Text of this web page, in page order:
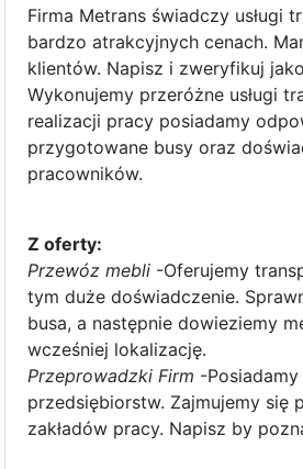
Firma Metrans świadczy usługi
bardzo atrakcyjnych cenach.
klientów. Napisz i zweryfikuj
Wykonujemy przeróżne usługi
realizacji pracy posiadamy
przygotowane busy oraz
pracowników.
Z oferty:
Przewóz mebli -Oferujemy
tym duże doświadczenie.
busa, a następnie dowieziemy
wcześniej lokalizację.
Przeprowadzki Firm -
przedsiębiorstw. Zajmujemy się
zakładów pracy. Napisz by